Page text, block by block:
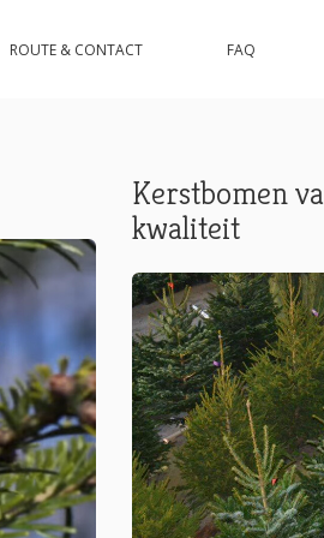
ROUTE & CONTACT FAQ
Kerstbomen
kwaliteit